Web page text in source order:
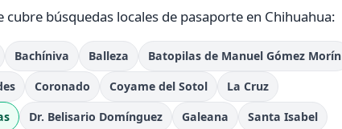
búsquedas locales de pasaporte en Chihuahua:
Bachíniva Balleza
Batopilas de Manuel Gómez Morín
Coronado Coyame del Sotol
La Cruz
Dr. Belisario Domínguez Galeana
Santa Isabel